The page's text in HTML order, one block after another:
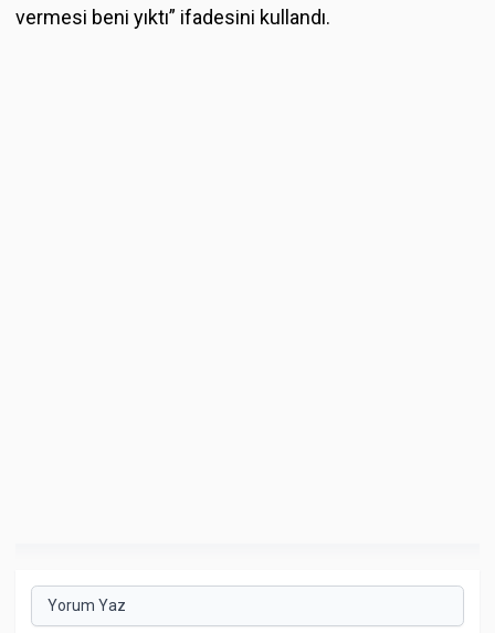
vermesi beni yıktı” ifadesini kullandı.
Yorum Yaz